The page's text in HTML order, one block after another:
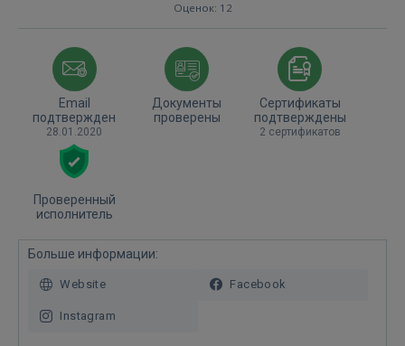
Оценок: 12
Email
подтвержден
28.01.2020
Документы
проверены
Сертификаты
подтверждены
2 сертификатов
Проверенный
исполнитель
Больше информации:
Website Facebook
Instagram